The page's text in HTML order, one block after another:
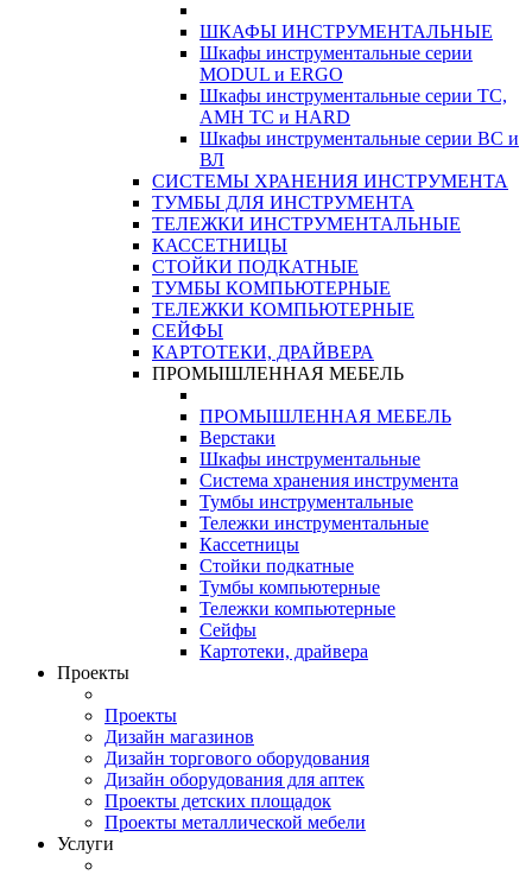
ШКАФЫ ИНСТРУМЕНТАЛЬНЫЕ
Шкафы инструментальные серии
MODUL и ERGO
Шкафы инструментальные серии ТС,
АМН ТС и HARD
Шкафы инструментальные серии ВС и
ВЛ
СИСТЕМЫ ХРАНЕНИЯ ИНСТРУМЕНТА
ТУМБЫ ДЛЯ ИНСТРУМЕНТА
ТЕЛЕЖКИ ИНСТРУМЕНТАЛЬНЫЕ
КАССЕТНИЦЫ
СТОЙКИ ПОДКАТНЫЕ
ТУМБЫ КОМПЬЮТЕРНЫЕ
ТЕЛЕЖКИ КОМПЬЮТЕРНЫЕ
СЕЙФЫ
КАРТОТЕКИ, ДРАЙВЕРА
ПРОМЫШЛЕННАЯ МЕБЕЛЬ
ПРОМЫШЛЕННАЯ МЕБЕЛЬ
Верстаки
Шкафы инструментальные
Система хранения инструмента
Тумбы инструментальные
Тележки инструментальные
Кассетницы
Стойки подкатные
Тумбы компьютерные
Тележки компьютерные
Сейфы
Картотеки, драйвера
Проекты
Проекты
Дизайн магазинов
Дизайн торгового оборудования
Дизайн оборудования для аптек
Проекты детских площадок
Проекты металлической мебели
Услуги